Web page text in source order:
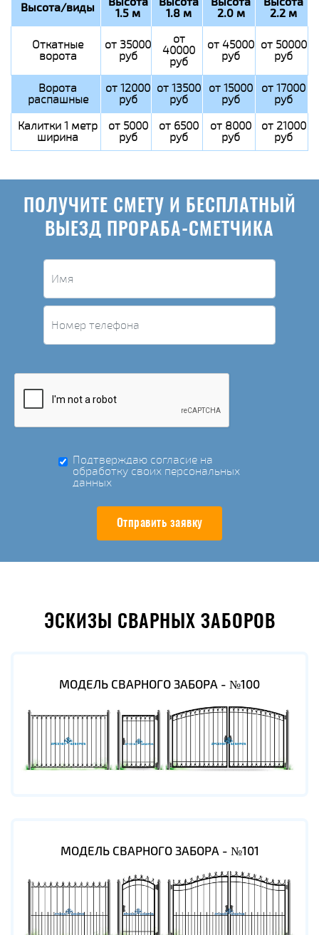
Высота/виды 1.5 м 1.8 м 2.0 м 2.2 м
Откатные
ворота
от 35000
руб
от
40000
руб
от 45000
руб
от 50000
руб
Ворота
распашные
от 12000
руб
от 13500
руб
от 15000
руб
от 17000
руб
Калитки 1 метр
ширина
от 5000
руб
от 6500
руб
от 8000
руб
от 21000
руб
ПОЛУЧИТЕ СМЕТУ И БЕСПЛАТНЫЙ
ВЫЕЗД ПРОРАБА-СМЕТЧИКА
Подтверждаю согласие на
обработку своих персональных
данных
Отправить заявку
ЭСКИЗЫ СВАРНЫХ ЗАБОРОВ
МОДЕЛЬ СВАРНОГО ЗАБОРА - №100
МОДЕЛЬ СВАРНОГО ЗАБОРА - №101